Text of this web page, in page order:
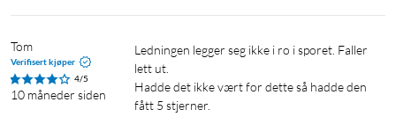
Tom
Verifisert kjøper
4/5
10 måneder siden
Ledningen legger seg ikke i ro i sporet. Faller
lett ut.
Hadde det ikke vært for dette så hadde den